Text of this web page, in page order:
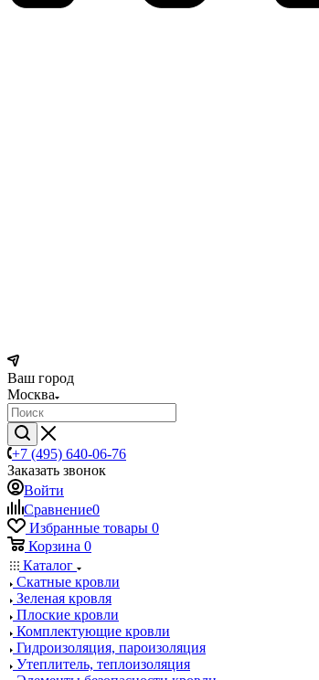
Ваш город
Москва
+7 (495) 640-06-76
Заказать звонок
Войти
Сравнение0
Избранные товары 0
Корзина 0
Каталог
Скатные кровли
Зеленая кровля
Плоские кровли
Комплектующие кровли
Гидроизоляция, пароизоляция
Утеплитель, теплоизоляция